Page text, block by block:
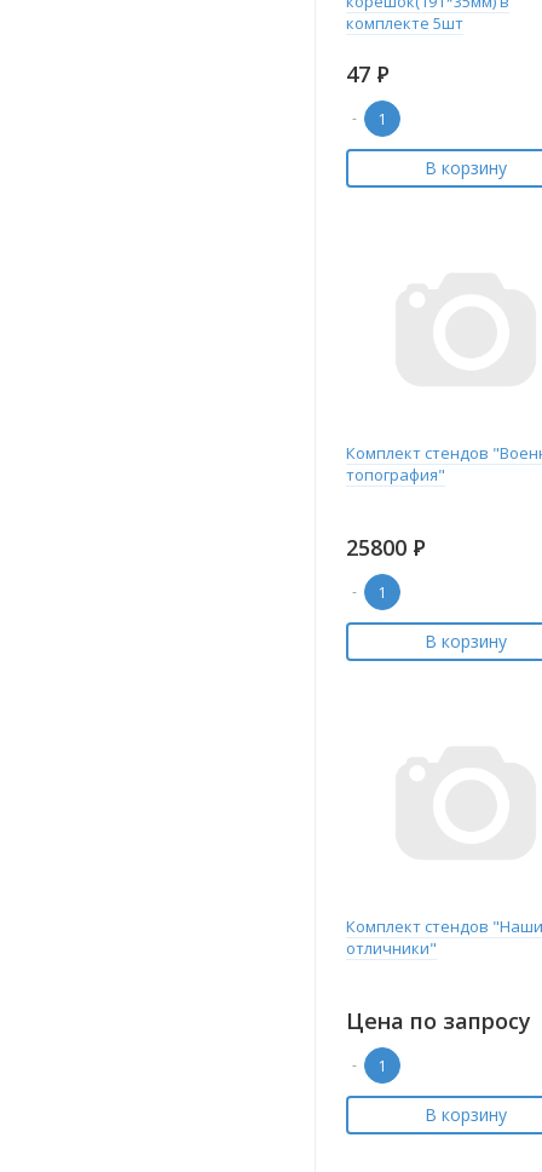
комплекте 5шт
47 Р
-
В корзину
Комплект стендов
топография"
25800 Р
-
В корзину
Комплект стендов "Наши
отличники"
Цена по запросу
-
В корзину